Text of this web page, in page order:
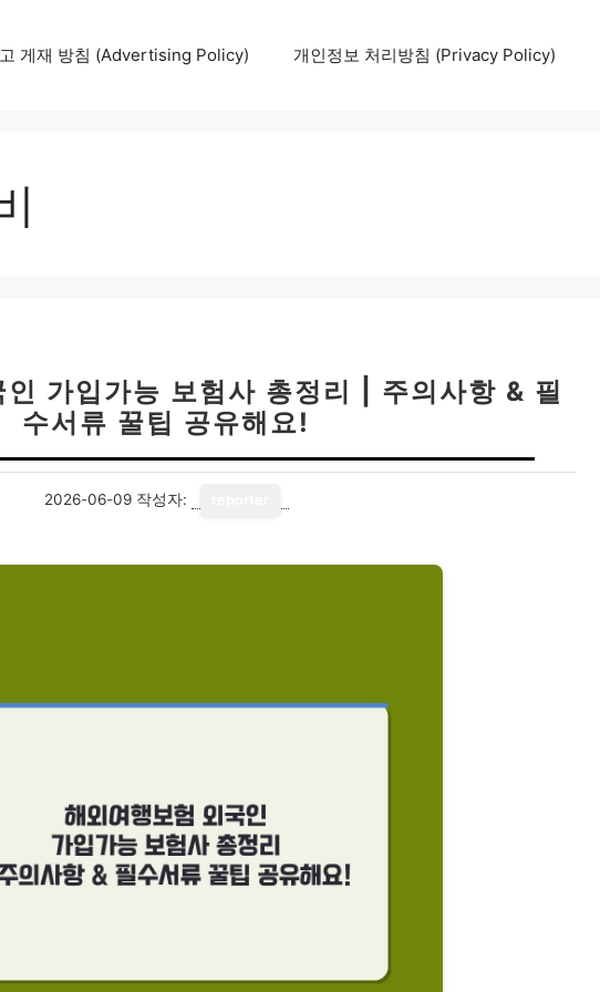
게재 방침 (Advertising Policy) 개인정보 처리방침 (Privacy Policy)
가입가능 보험사 총정리 | 주의사항 & 필
수서류 꿀팁 공유해요!
2026-06-09 작성자: